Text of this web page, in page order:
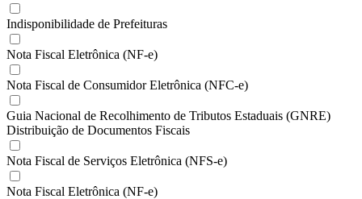
Indisponibilidade de Prefeituras
Nota Fiscal Eletrônica (NF-e)
Nota Fiscal de Consumidor Eletrônica (NFC-e)
Guia Nacional de Recolhimento de Tributos Estaduais (GNRE)
Distribuição de Documentos Fiscais
Nota Fiscal de Serviços Eletrônica (NFS-e)
Nota Fiscal Eletrônica (NF-e)